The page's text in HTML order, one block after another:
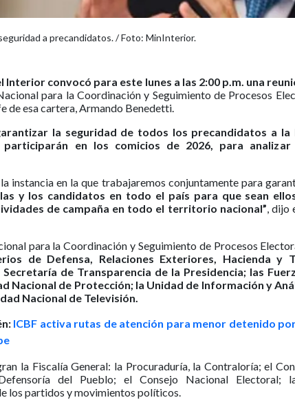
a precandidatos. / Foto: MinInterior.
Interior convocó para este lunes a las 2:00 p.m. una
para la Coordinación y Seguimiento de Procesos
de esa cartera, Armando Benedetti.
la seguridad de todos los precandidatos a la
participarán en los comicios de 2026, para
la instancia en la que trabajaremos conjuntamente para
y los candidatos en todo el país para que sean
de campaña en todo el territorio nacional”, dijo
para la Coordinación y Seguimiento de Procesos
de Defensa, Relaciones Exteriores, Hacienda y
de Transparencia de la Presidencia; las
Nacional de Protección; la Unidad de Información y
Nacional de Televisión.
ICBF activa rutas de atención para menor detenido
la Fiscalía General: la Procuraduría, la Contraloría; el
del Pueblo; el Consejo Nacional Electoral;
los partidos y movimientos políticos.